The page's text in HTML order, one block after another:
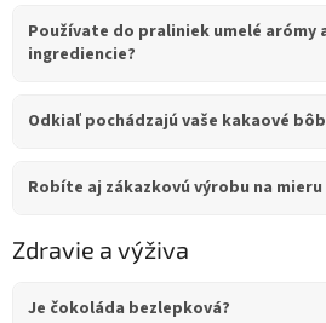
Používate do praliniek umelé arómy
ingrediencie?
Odkiaľ pochádzajú vaše kakaové
Robíte aj zákazkovú výrobu na
Zdravie a výživa
Je čokoláda bezlepková?